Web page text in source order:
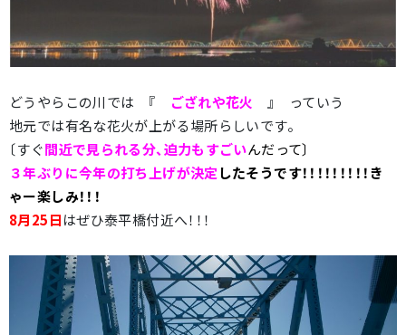
どうやらこの川では 『 ござれや花火 』 っていう
地元では有名な花火が上がる場所らしいです。
〔すぐ間近で見られる分、迫力もすごいんだって〕
３年ぶりに今年の打ち上げが決定したそうです！！！！！！！！！き
ゃー楽しみ！！！
8月25日はぜひ泰平橋付近へ！！！